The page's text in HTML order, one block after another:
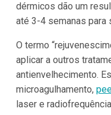
dérmicos dão um
até 3-4 semanas para
O termo
aplicar a outros
antienvelhecimento.
microagulhamento,
laser e